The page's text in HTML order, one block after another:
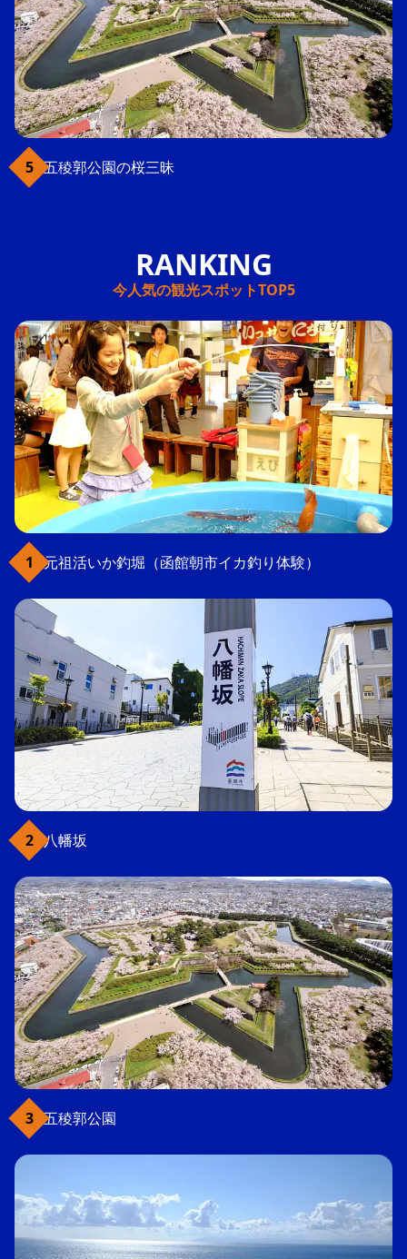
五稜郭公園の桜三昧
今人気の観光スポットTOP5
元祖活いか釣堀（函館朝市イカ釣り体験）
八幡坂
五稜郭公園